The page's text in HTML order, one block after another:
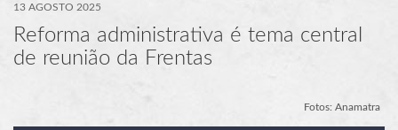
13 AGOSTO 2025
Reforma administrativa é tema central
de reunião da Frentas
Fotos: Anamatra